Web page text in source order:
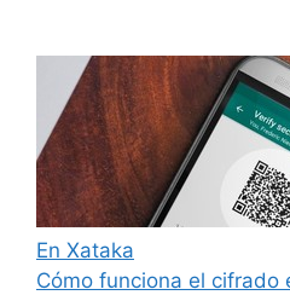
En Xataka
Cómo funciona el cifrado